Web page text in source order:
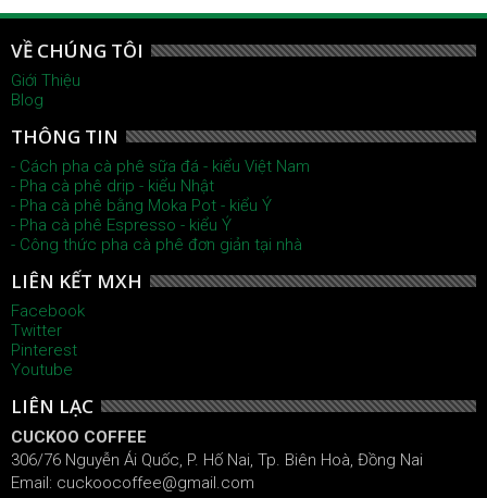
VỀ CHÚNG TÔI
Giới Thiệu
Blog
THÔNG TIN
- Cách pha cà phê sữa đá - kiểu Việt Nam
- Pha cà phê drip - kiểu Nhật
- Pha cà phê bằng Moka Pot - kiểu Ý
- Pha cà phê Espresso - kiểu Ý
- Công thức pha cà phê đơn giản tại nhà
LIÊN KẾT MXH
Facebook
Twitter
Pinterest
Youtube
LIÊN LẠC
CUCKOO COFFEE
306/76 Nguyễn Ái Quốc, P. Hố Nai, Tp. Biên Hoà, Đồng Nai
Email: cuckoocoffee@gmail.com